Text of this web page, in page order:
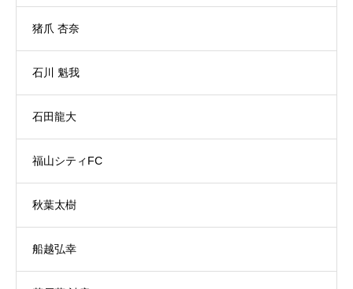
猪爪 杏奈
石川 魁我
石田龍大
福山シティFC
秋葉太樹
船越弘幸